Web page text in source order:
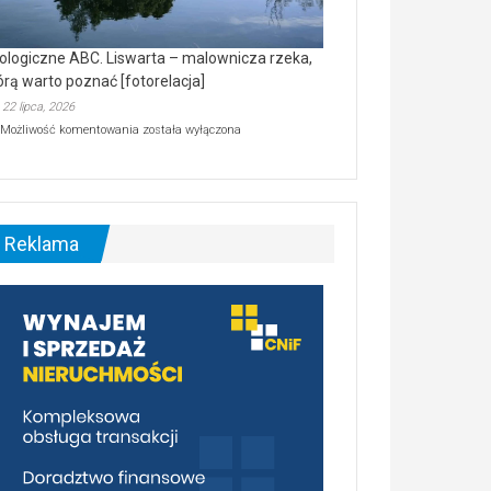
ABC. Liswarta – malownicza rzeka,
warto poznać [fotorelacja]
22 lipca, 2026
Możliwość komentowania Ekologiczne
–
malownicza
[fotorelacja]
została wyłączona
Reklama